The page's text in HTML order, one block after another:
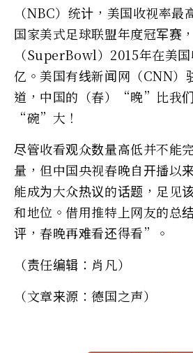
（NBC）统计，美国收视率
国家美式足球联盟年度冠军赛
（SuperBowl）2015年在美
亿。美国有线新闻网（CNN）
道，中国的（春）“晚”比我们
“碗”大！
尽管收看观众数量高低并不能
量，但中国央视春晚自开播以
能成为大众热议的话题，足见
和地位。借用推特上网友的总
评，春晚再难看还得看”。
（责任编辑：肖凡）
（文章来源：德国之声）